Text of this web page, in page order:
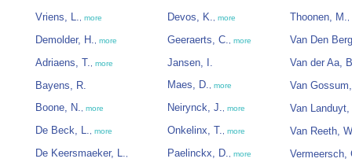
Vriens, L., more
Demolder, H., more
Adriaens, T., more
Bayens, R.
Boone, N., more
De Beck, L., more
De Keersmaeker, L.,
Devos, K., more
Geeraerts, C., more
Jansen, I.
Maes, D., more
Neirynck, J., more
Onkelinx, T., more
Paelinckx, D., more
Thoonen, M.,
Van Den
Van der Aa,
Van
Van Landuyt,
Van Reeth,
Vermeersch,